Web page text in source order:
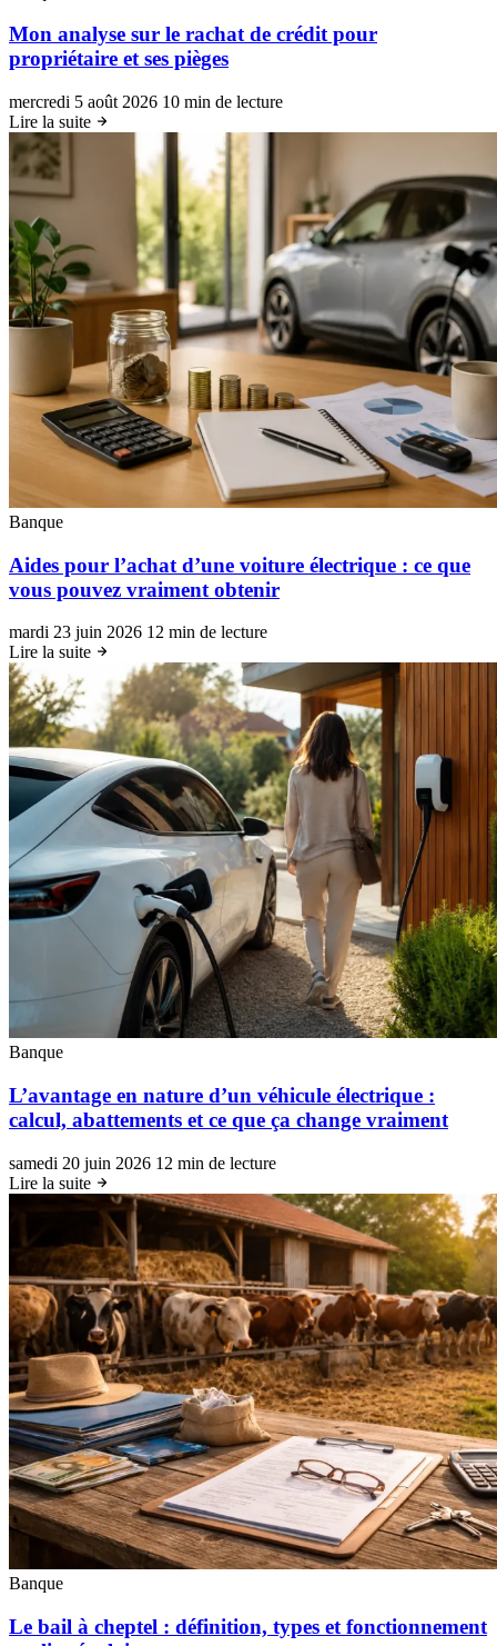
Mon analyse sur le rachat de crédit pour
propriétaire et ses pièges
mercredi 5 août 2026 10 min de lecture
Lire la suite
Banque
Aides pour l’achat d’une voiture électrique : ce que
vous pouvez vraiment obtenir
mardi 23 juin 2026 12 min de lecture
Lire la suite
Banque
L’avantage en nature d’un véhicule électrique :
calcul, abattements et ce que ça change vraiment
samedi 20 juin 2026 12 min de lecture
Lire la suite
Banque
Le bail à cheptel : définition, types et fonctionnement